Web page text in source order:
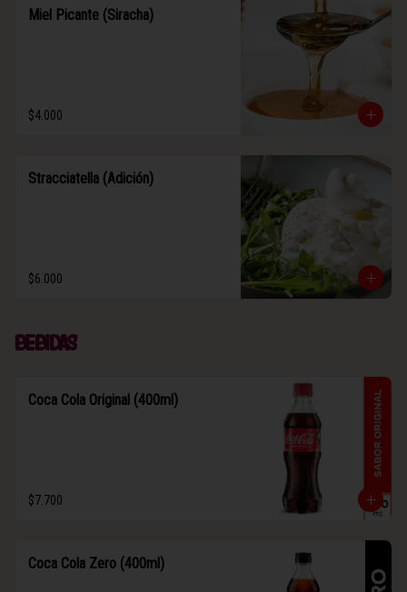
Miel Picante (Siracha)
$4.000
Stracciatella (Adición)
$6.000
Bebidas
Coca Cola Original (400ml)
$7.700
Coca Cola Zero (400ml)